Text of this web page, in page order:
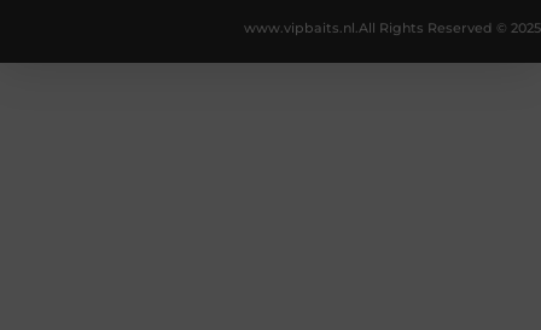
All Rights Reserved © 2025
www.vipbaits.nl.